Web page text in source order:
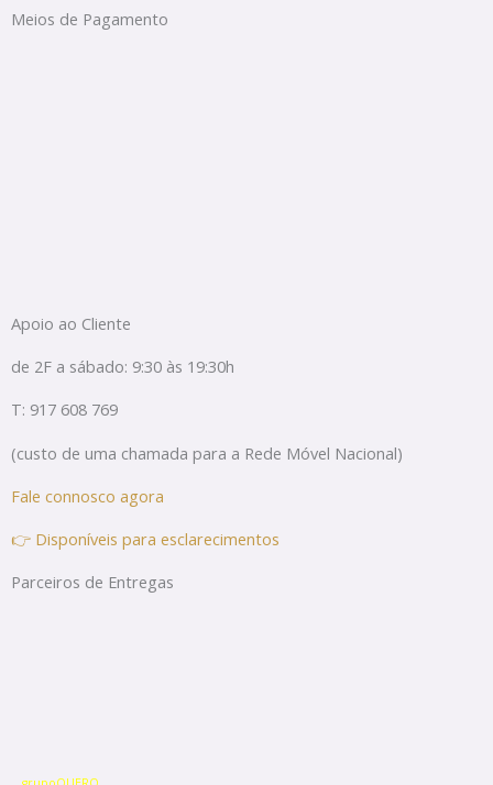
Meios de Pagamento
Apoio ao Cliente
de 2F a sábado: 9:30 às 19:30h
T: 917 608 769
(custo de uma chamada para a Rede Móvel Nacional)
Fale connosco agora
👉 Disponíveis para esclarecimentos
Parceiros de Entregas